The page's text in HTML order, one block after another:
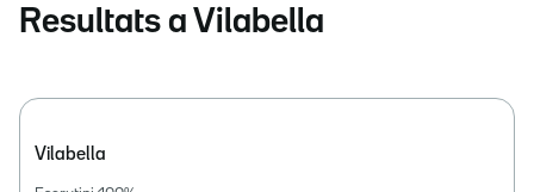
Resultats a Vilabella
Vilabella